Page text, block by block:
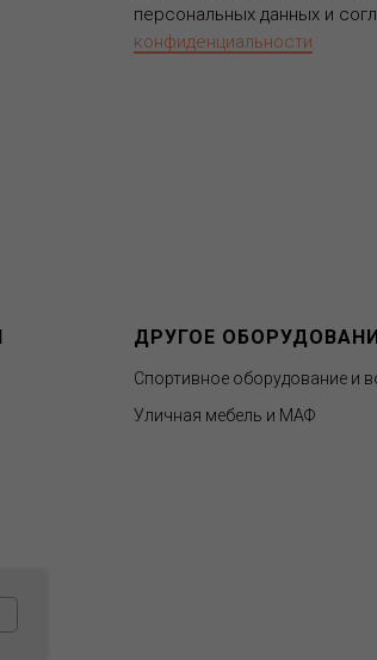
персональных данных и
конфиденциальности
ДРУГОЕ
Спортивное оборудование и
Уличная мебель и МАФ